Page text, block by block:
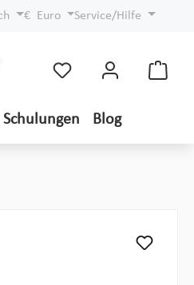
€ Euro Service/Hilfe
Schulungen Blog